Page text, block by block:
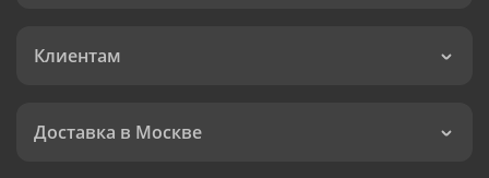
Клиентам
Доставка в Москве